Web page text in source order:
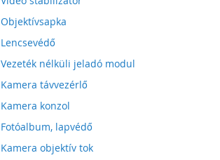
Objektívsapka
Lencsevédő
Vezeték nélküli jeladó modul
Kamera távvezérlő
Kamera konzol
Fotóalbum, lapvédő
Kamera objektív tok